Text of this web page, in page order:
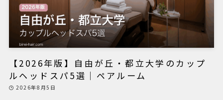
【2026年版】自由が丘・都立大学のカップ
ルヘッドスパ5選｜ペアルーム
2026年8月5日